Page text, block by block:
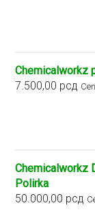
Chemicalworkz
7.500,00 рсд
Chemicalworkz
Polirka
50.000,00 рсд